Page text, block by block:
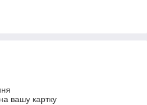
вашу картку